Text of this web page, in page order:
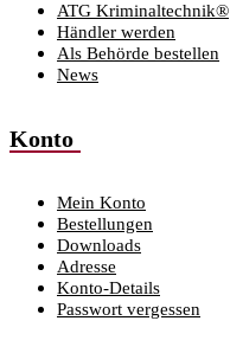
ATG Kriminaltechnik®
Händler werden
Als Behörde bestellen
News
Konto
Mein Konto
Bestellungen
Downloads
Adresse
Konto-Details
Passwort vergessen